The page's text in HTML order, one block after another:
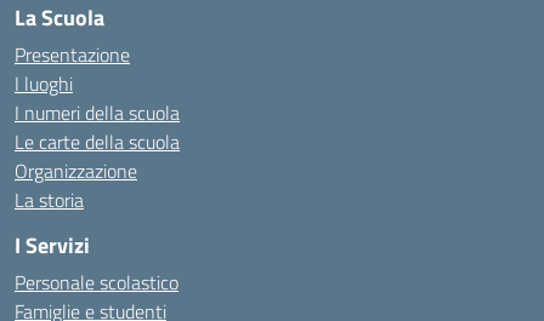
La Scuola
Presentazione
I luoghi
I numeri della scuola
Le carte della scuola
Organizzazione
La storia
I Servizi
Personale scolastico
Famiglie e studenti